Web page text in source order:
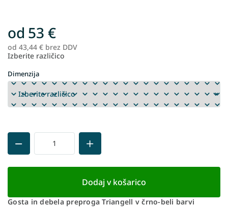
od 53 €
od 43,44 € brez DDV
Izberite različico
Dimenzija
Dodaj v košarico
Gosta in debela preproga Triangell v črno-beli barvi